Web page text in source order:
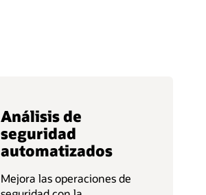
Análisis de
seguridad
automatizados
Mejora las operaciones de